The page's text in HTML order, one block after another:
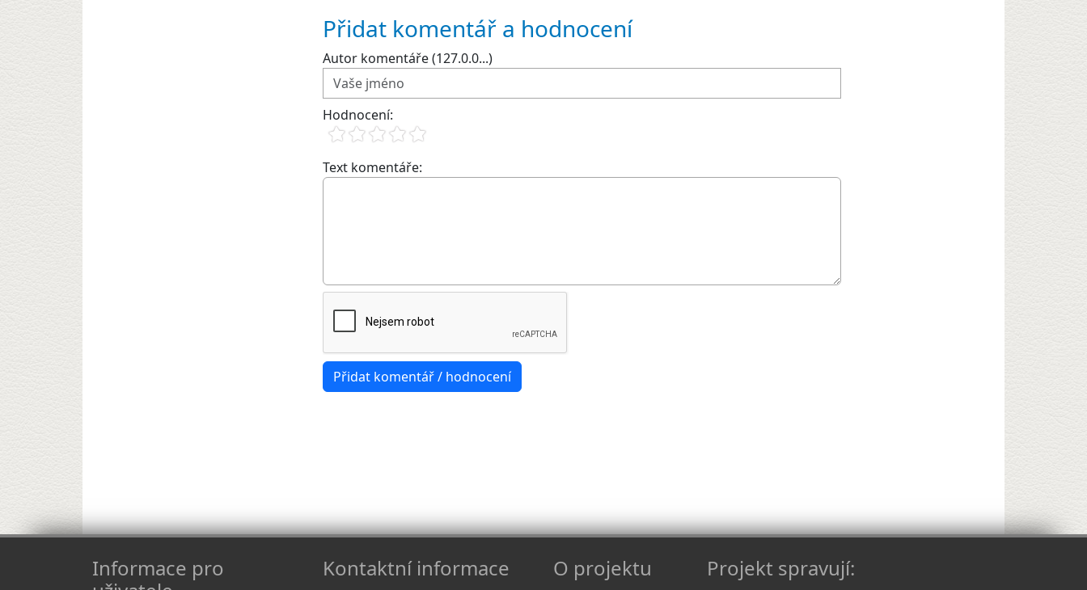
Přidat komentář a hodnocení
Autor komentáře (127.0.0...)
Hodnocení:
Text komentáře:
Informace pro
Kontaktní informace O projektu Projekt spravují: